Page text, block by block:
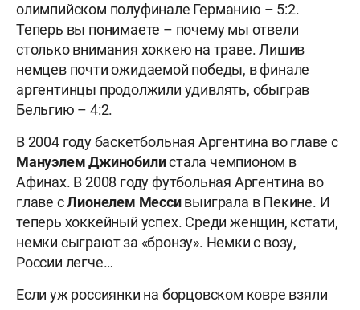
олимпийском полуфинале Германию – 5:2.
Теперь вы понимаете – почему мы отвели
столько внимания хоккею на траве. Лишив
немцев почти ожидаемой победы, в финале
аргентинцы продолжили удивлять, обыграв
Бельгию – 4:2.
В 2004 году баскетбольная Аргентина во главе с
Мануэлем Джинобилистала чемпионом в
Афинах. В 2008 году футбольная Аргентина во
главе сЛионелем Мессивыиграла в Пекине. И
теперь хоккейный успех. Среди женщин, кстати,
немки сыграют за «бронзу». Немки с возу,
России легче…
Если уж россиянки на борцовском ковре взяли